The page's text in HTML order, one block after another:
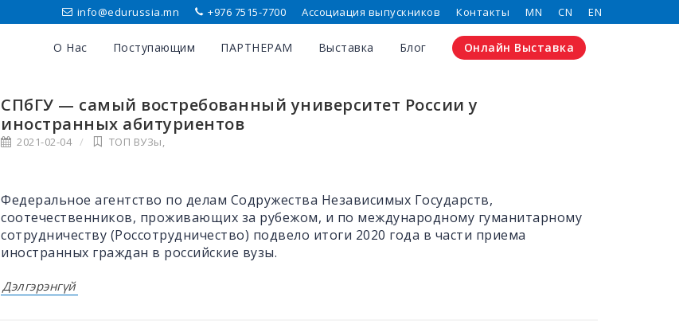
info@edurussia.mn +976 7515-7700 Ассоциация выпускников Контакты MN CN EN
О Нас Поступающим ПАРТНЕРАМ Выставка Блог Онлайн Выставка
СПбГУ — самый востребованный университет России у
иностранных абитуриентов
2021-02-04 ТОП ВУЗы,
Федеральное агентство по делам Содружества Независимых Государств,
соотечественников, проживающих за рубежом, и по международному гуманитарному
сотрудничеству (Россотрудничество) подвело итоги 2020 года в части приема
иностранных граждан в российские вузы.
Дэлгэрэнгүй